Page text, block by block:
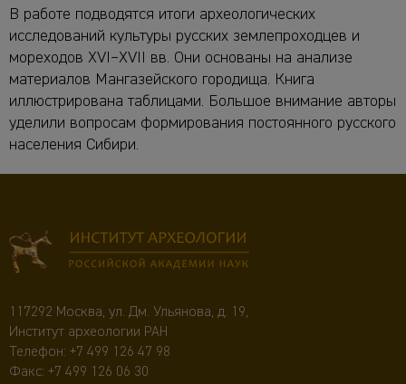
В работе подводятся итоги археологических
исследований культуры русских землепроходцев и
мореходов XVI–XVII вв. Они основаны на анализе
материалов Мангазейского городища. Книга
иллюстрирована таблицами. Большое внимание авторы
уделили вопросам формирования постоянного русского
населения Сибири.
117292 Москва, ул. Дм. Ульянова, д. 19,
Институт археологии РАН
Телефон: +7 499 126 47 98
Факс: +7 499 126 06 30